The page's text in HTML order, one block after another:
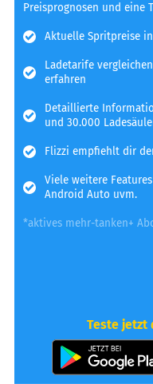
Preisprognosen und eine
Aktuelle Spritpreise
Ladetarife
erfahren
Detaillierte
und 30.000
Flizzi empfiehlt dir
Viele weitere
Android Auto uvm.
*aktives mehr-tanken+
Teste jetzt